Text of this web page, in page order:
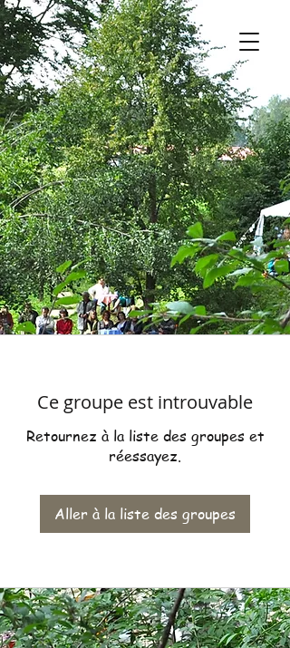
Ce groupe est introuvable
Retournez à la liste des groupes et
réessayez.
Aller à la liste des groupes